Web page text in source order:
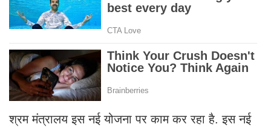
श्रम मंत्रालय इस नई योजना पर काम कर रहा है. इस नई